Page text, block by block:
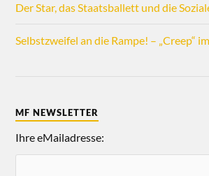
Der Star, das Staatsballett und die
Selbstzweifel an die Rampe! – „Creep“
MF NEWSLETTER
Ihre eMailadresse: